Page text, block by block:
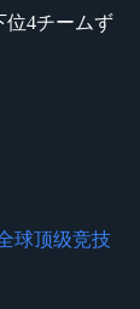
位4チームず
球顶级竞技